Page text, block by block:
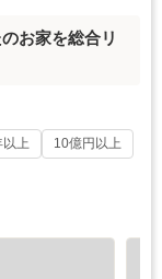
お家を総合リ
上
10億円以上